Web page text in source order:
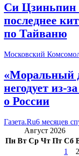
Си Цзиньпин
последнее
по Тайваню
Московский
«Моральный
негодует из-
о России
Газета.Ru6 месяцев
Август 2026
Пн Вт Ср Чт Пт Сб
1
2